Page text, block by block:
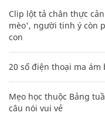
Clip lột tả chân thực
mèo', người tinh ý còn
con
20 số điện thoại ma
Mẹo học thuộc Bảng
câu nói vui vẻ